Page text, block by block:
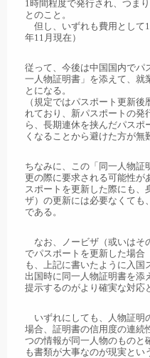
1時間程度で発行され、つま
とのこと。
但し、いずれも費用として
年11月現在）
従って、今後は中国国内でパ
一人物証明書」を添えて、就
とになる。
（規定ではパスポート更新
れており、新パスポートの発
ら、長期連休を挟んだパスポ
くなることから避けた方が無
ちなみに、この「同一人物証
更の際に要求される可能性が
スポートを更新した際にも
ザ）の更新には必要なくても
である。
なお、ノービザ（或いはそ
でパスポートを更新した場合
も、上記に書いたように入国
出国時に同一人物証明書を添
提示するのがより確実な対応
いずれにしても、人物証明
場合、証明書の信用度の連続
つの情報が同一人物のものと
も書類が大事なのが現実とい